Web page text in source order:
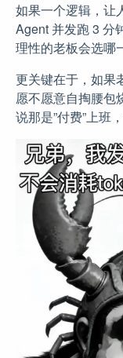
如果一个逻辑，让
Agent 并发跑 3 分
理性的老板会选哪
更关键在于，如果
愿不愿意自掏腰包
说那是”付费”上班